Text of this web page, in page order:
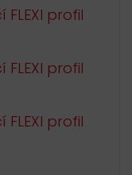
profil
profil
profil